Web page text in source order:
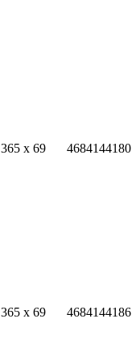
365 x 69 4684144180
365 x 69 4684144186